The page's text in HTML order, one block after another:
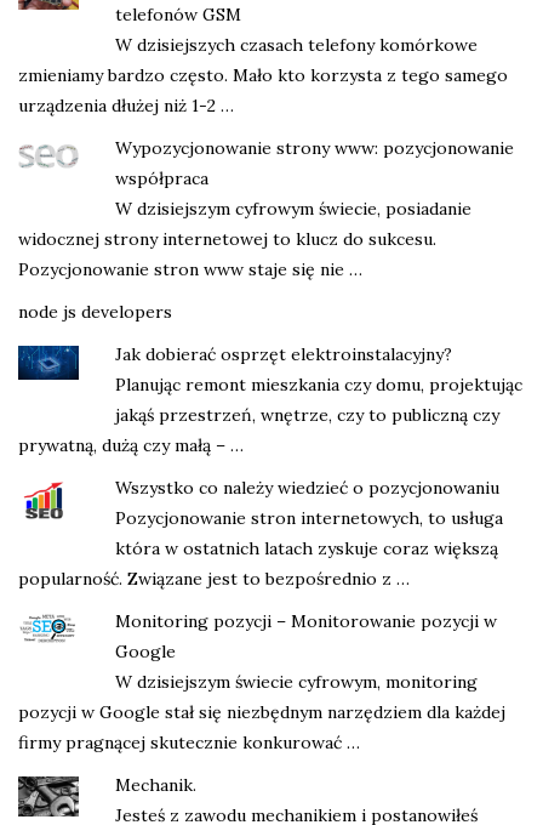
telefonów GSM
W dzisiejszych czasach telefony komórkowe
zmieniamy bardzo często. Mało kto korzysta z tego samego
urządzenia dłużej niż 1-2 …
Wypozycjonowanie strony www: pozycjonowanie
współpraca
W dzisiejszym cyfrowym świecie, posiadanie
widocznej strony internetowej to klucz do sukcesu.
Pozycjonowanie stron www staje się nie …
node js developers
Jak dobierać osprzęt elektroinstalacyjny?
Planując remont mieszkania czy domu, projektując
jakąś przestrzeń, wnętrze, czy to publiczną czy
prywatną, dużą czy małą – …
Wszystko co należy wiedzieć o pozycjonowaniu
Pozycjonowanie stron internetowych, to usługa
która w ostatnich latach zyskuje coraz większą
popularność. Związane jest to bezpośrednio z …
Monitoring pozycji – Monitorowanie pozycji w
Google
W dzisiejszym świecie cyfrowym, monitoring
pozycji w Google stał się niezbędnym narzędziem dla każdej
firmy pragnącej skutecznie konkurować …
Mechanik.
Jesteś z zawodu mechanikiem i postanowiłeś